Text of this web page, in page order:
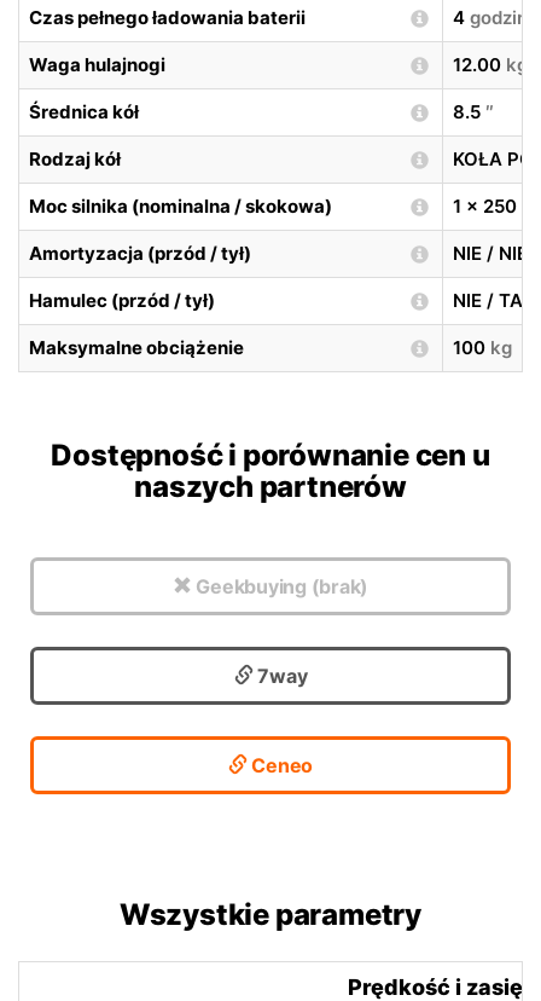
Czas pełnego ładowania baterii 4 godzin
Waga hulajnogi 12.00 kg
Średnica kół 8.5 ″
Rodzaj kół KOŁA
Moc silnika (nominalna / skokowa) 1 x 250
Amortyzacja (przód / tył) NIE / NIE
Hamulec (przód / tył) NIE /
Maksymalne obciążenie 100 kg
Dostępność i porównanie cen u
naszych partnerów
Geekbuying (brak)
7way
Ceneo
Wszystkie parametry
Prędkość i zasięg